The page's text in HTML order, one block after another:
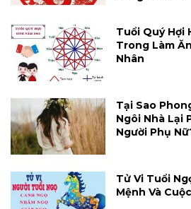
Tuổi Quý Hợi
Trong Làm
Nhân
Tại Sao
Ngôi Nhà Lại
Người Phụ
Tử Vi Tuổi
Mệnh Và